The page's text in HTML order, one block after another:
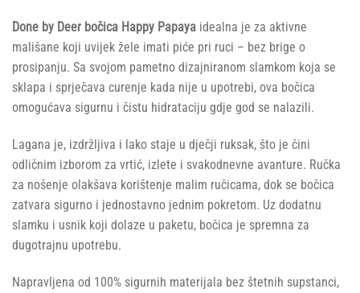
Done by Deer bočica Happy Papaya idealna je za aktivne
mališane koji uvijek žele imati piće pri ruci – bez brige o
prosipanju. Sa svojom pametno dizajniranom slamkom koja se
sklapa i sprječava curenje kada nije u upotrebi, ova bočica
omogućava sigurnu i čistu hidrataciju gdje god se nalazili.
Lagana je, izdržljiva i lako staje u dječji ruksak, što je čini
odličnim izborom za vrtić, izlete i svakodnevne avanture. Ručka
za nošenje olakšava korištenje malim ručicama, dok se bočica
zatvara sigurno i jednostavno jednim pokretom. Uz dodatnu
slamku i usnik koji dolaze u paketu, bočica je spremna za
dugotrajnu upotrebu.
Napravljena od 100% sigurnih materijala bez štetnih supstanci,